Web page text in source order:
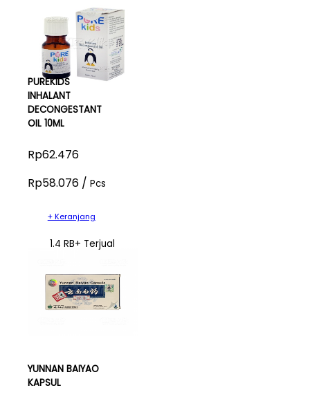
PUREKIDS
INHALANT
DECONGESTANT
OIL 10ML
Rp62.476
Rp58.076 / Pcs
+ Keranjang
1.4 RB+ Terjual
YUNNAN BAIYAO
KAPSUL